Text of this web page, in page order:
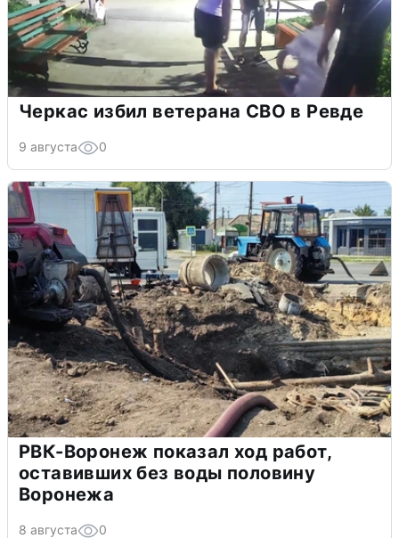
Черкас избил ветерана СВО в Ревде
9 августа 0
РВК-Воронеж показал ход работ,
оставивших без воды половину
Воронежа
8 августа 0